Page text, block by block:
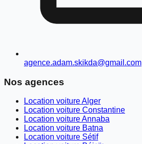
agence.adam.skikda@gmail.com
Nos agences
Location voiture Alger
Location voiture Constantine
Location voiture Annaba
Location voiture Batna
Location voiture Sétif